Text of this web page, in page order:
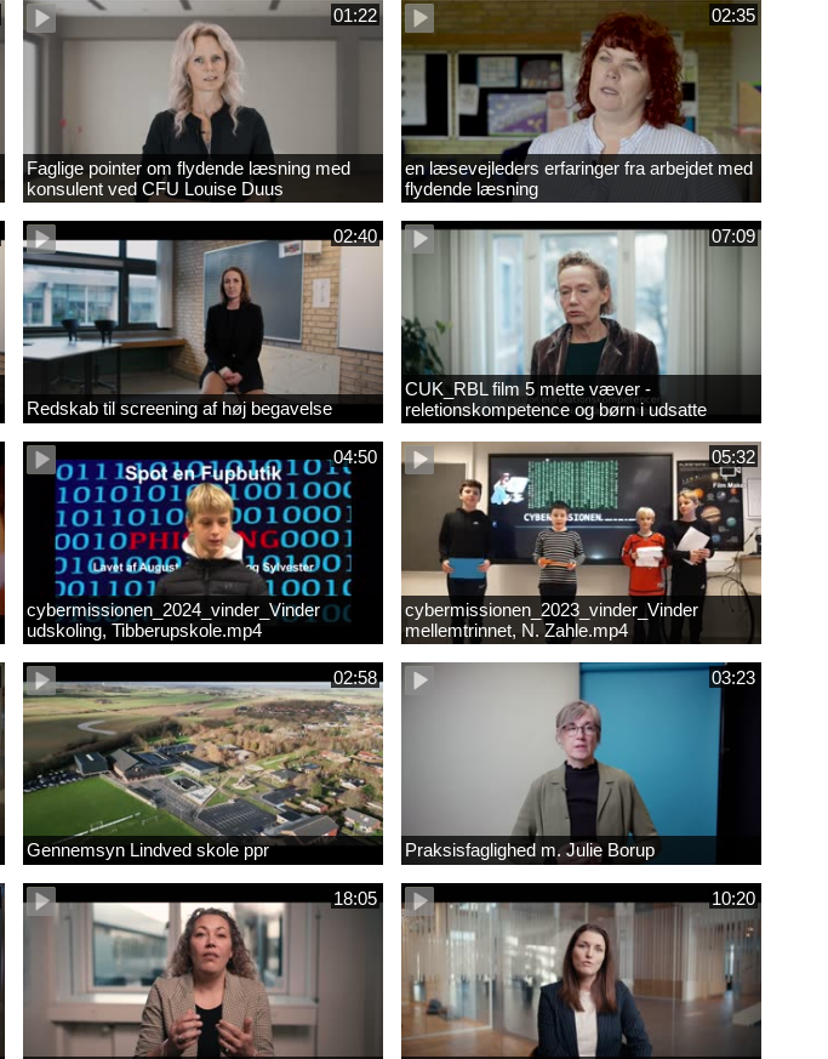
01:22
Faglige pointer om flydende læsning med
konsulent ved CFU Louise Duus
02:35
en læsevejleders erfaringer fra arbejdet med
flydende læsning
02:40
Redskab til screening af høj begavelse
07:09
CUK_RBL film 5 mette væver -
reletionskompetence og børn i udsatte
positioner.
04:50
cybermissionen_2024_vinder_Vinder
udskoling, Tibberupskole.mp4
05:32
cybermissionen_2023_vinder_Vinder
mellemtrinnet, N. Zahle.mp4
02:58
Gennemsyn Lindved skole ppr
03:23
Praksisfaglighed m. Julie Borup
18:05 10:20